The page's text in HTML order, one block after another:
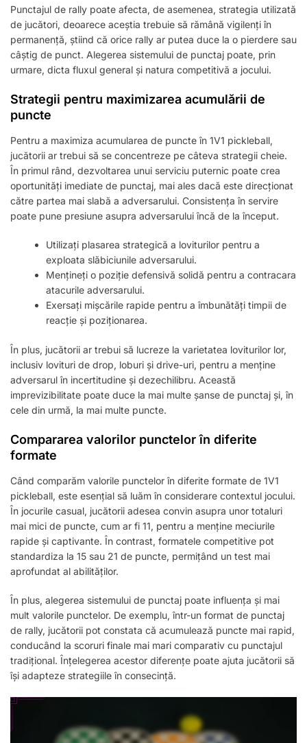
Punctajul de rally poate afecta, de asemenea, strategia utilizată
de jucători, deoarece aceștia trebuie să rămână vigilenți în
permanență, știind că orice rally ar putea duce la o pierdere sau
câștig de punct. Alegerea sistemului de punctaj poate, prin
urmare, dicta fluxul general și natura competitivă a jocului.
Strategii pentru maximizarea acumulării de
puncte
Pentru a maximiza acumularea de puncte în 1V1 pickleball,
jucătorii ar trebui să se concentreze pe câteva strategii cheie.
În primul rând, dezvoltarea unui serviciu puternic poate crea
oportunități imediate de punctaj, mai ales dacă este direcționat
către partea mai slabă a adversarului. Consistența în servire
poate pune presiune asupra adversarului încă de la început.
Utilizați plasarea strategică a loviturilor pentru a
exploata slăbiciunile adversarului.
Mențineți o poziție defensivă solidă pentru a contracara
atacurile adversarului.
Exersați mișcările rapide pentru a îmbunătăți timpii de
reacție și poziționarea.
În plus, jucătorii ar trebui să lucreze la varietatea loviturilor lor,
inclusiv lovituri de drop, loburi și drive-uri, pentru a menține
adversarul în incertitudine și dezechilibru. Această
imprevizibilitate poate duce la mai multe șanse de punctaj și, în
cele din urmă, la mai multe puncte.
Compararea valorilor punctelor în diferite
formate
Când comparăm valorile punctelor în diferite formate de 1V1
pickleball, este esențial să luăm în considerare contextul jocului.
În jocurile casual, jucătorii adesea convin asupra unor totaluri
mai mici de puncte, cum ar fi 11, pentru a menține meciurile
rapide și captivante. În contrast, formatele competitive pot
standardiza la 15 sau 21 de puncte, permițând un test mai
aprofundat al abilităților.
În plus, alegerea sistemului de punctaj poate influența și mai
mult valorile punctelor. De exemplu, într-un format de punctaj
de rally, jucătorii pot constata că acumulează puncte mai rapid,
conducând la scoruri finale mai mari comparativ cu punctajul
tradițional. Înțelegerea acestor diferențe poate ajuta jucătorii să
își adapteze strategiile în consecință.